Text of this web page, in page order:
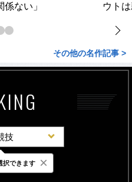
ない」
ウト
その他の名作記事 >
技
間 週間
択できます ×